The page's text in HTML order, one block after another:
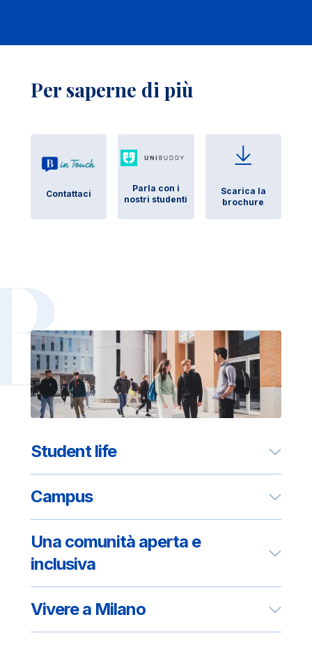
Per saperne di più
Contattaci
Parla con i
nostri studenti
Scarica la
brochure
Student life
Campus
Una comunità aperta e
inclusiva
Vivere a Milano